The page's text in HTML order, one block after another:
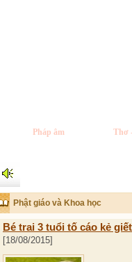
Pháp âm Thơ
Phật giáo và Khoa học
Bé trai 3 tuổi tố cáo kẻ
[18/08/2015]